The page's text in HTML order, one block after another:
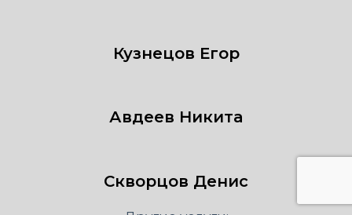
Кузнецов Егор
Авдеев Никита
Скворцов Денис